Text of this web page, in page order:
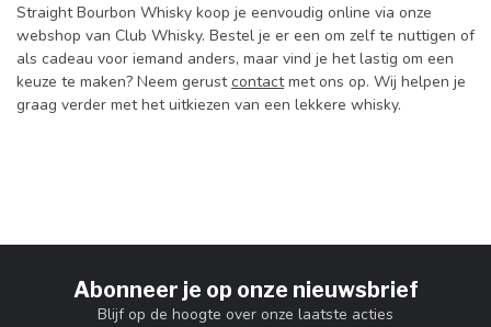
Straight Bourbon Whisky koop je eenvoudig online via onze
webshop van Club Whisky. Bestel je er een om zelf te nuttigen of
als cadeau voor iemand anders, maar vind je het lastig om een
keuze te maken? Neem gerustcontactmet ons op. Wij helpen je
graag verder met het uitkiezen van een lekkere whisky.
Abonneer je op onze nieuwsbrief
Blijf op de hoogte over onze laatste acties